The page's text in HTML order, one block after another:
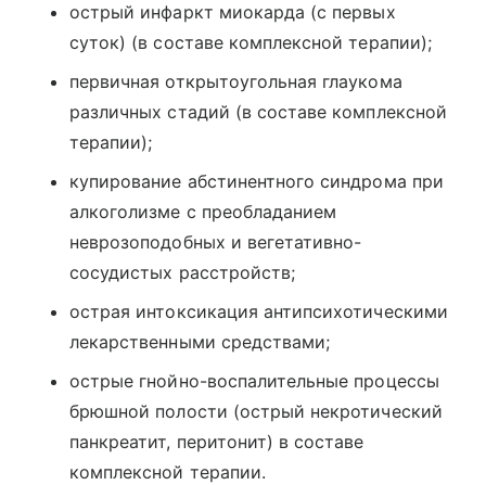
острый инфаркт миокарда (с первых
суток) (в составе комплексной терапии);
первичная открытоугольная глаукома
различных стадий (в составе комплексной
терапии);
купирование абстинентного синдрома при
алкоголизме с преобладанием
неврозоподобных и вегетативно-
сосудистых расстройств;
острая интоксикация антипсихотическими
лекарственными средствами;
острые гнойно-воспалительные процессы
брюшной полости (острый некротический
панкреатит, перитонит) в составе
комплексной терапии.